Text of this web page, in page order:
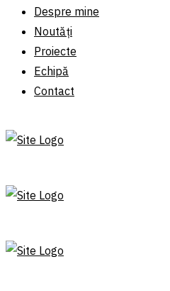
Despre mine
Noutăți
Proiecte
Echipă
Contact